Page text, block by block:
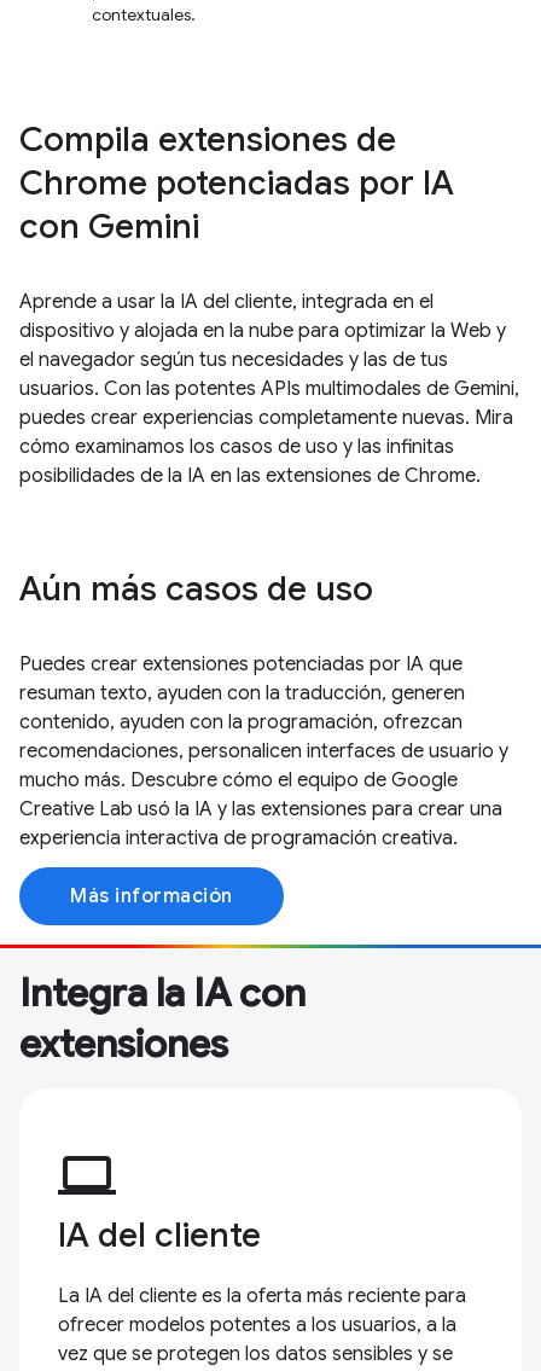
contextuales.
Compila extensiones de
Chrome potenciadas por IA
con Gemini
Aprende a usar la IA del cliente, integrada en el
dispositivo y alojada en la nube para optimizar la Web y
el navegador según tus necesidades y las de tus
usuarios. Con las potentes APIs multimodales de Gemini,
puedes crear experiencias completamente nuevas. Mira
cómo examinamos los casos de uso y las infinitas
posibilidades de la IA en las extensiones de Chrome.
Aún más casos de uso
Puedes crear extensiones potenciadas por IA que
resuman texto, ayuden con la traducción, generen
contenido, ayuden con la programación, ofrezcan
recomendaciones, personalicen interfaces de usuario y
mucho más. Descubre cómo el equipo de Google
Creative Lab usó la IA y las extensiones para crear una
experiencia interactiva de programación creativa.
Más información
Integra la IA con
extensiones
computer
IA del cliente
La IA del cliente es la oferta más reciente para
ofrecer modelos potentes a los usuarios, a la
vez que se protegen los datos sensibles y se